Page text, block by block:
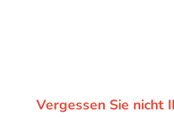
Vergessen Sie nicht